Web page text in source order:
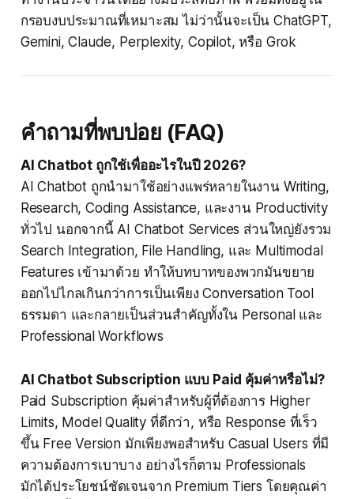
กรอบงบประมาณที่เหมาะสม ไม่ว่านั้นจะเป็น ChatGPT,
Gemini, Claude, Perplexity, Copilot, หรือ Grok
คำถามที่พบบ่อย (FAQ)
AI Chatbot ถูกใช้เพื่ออะไรในปี 2026?
AI Chatbot ถูกนำมาใช้อย่างแพร่หลายในงาน Writing,
Research, Coding Assistance, และงาน Productivity
ทั่วไป นอกจากนี้ AI Chatbot Services ส่วนใหญ่ยังรวม
Search Integration, File Handling, และ Multimodal
Features เข้ามาด้วย ทำให้บทบาทของพวกมันขยาย
ออกไปไกลเกินกว่าการเป็นเพียง Conversation Tool
ธรรมดา และกลายเป็นส่วนสำคัญทั้งใน Personal และ
Professional Workflows
AI Chatbot Subscription แบบ Paid คุ้มค่าหรือไม่?
Paid Subscription คุ้มค่าสำหรับผู้ที่ต้องการ Higher
Limits, Model Quality ที่ดีกว่า, หรือ Response ที่เร็ว
ขึ้น Free Version มักเพียงพอสำหรับ Casual Users ที่มี
ความต้องการเบาบาง อย่างไรก็ตาม Professionals
มักได้ประโยชน์ชัดเจนจาก Premium Tiers โดยคุณค่า